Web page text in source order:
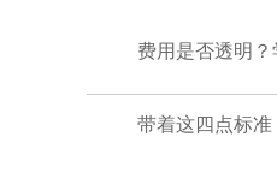
费用是否透明
带着这四点标准